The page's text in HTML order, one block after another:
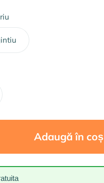
Adaugă în coș